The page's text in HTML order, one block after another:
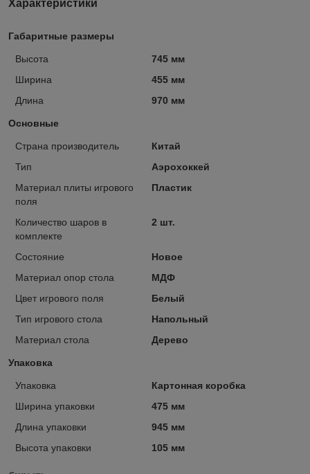
Характеристики
Габаритные размеры
Высота
745 мм
Ширина
455 мм
Длина
970 мм
Основные
Страна производитель
Китай
Тип
Аэрохоккей
Материал плиты игрового
поля
Пластик
Количество шаров в
комплекте
2 шт.
Состояние
Новое
Материал опор стола
МДФ
Цвет игрового поля
Белый
Тип игрового стола
Напольный
Материал стола
Дерево
Упаковка
Упаковка
Картонная коробка
Ширина упаковки
475 мм
Длина упаковки
945 мм
Высота упаковки
105 мм